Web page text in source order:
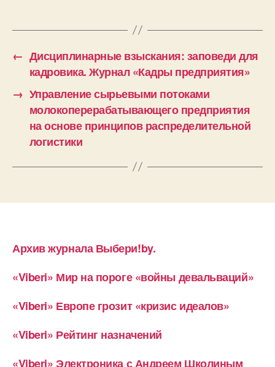
← Дисциплинарные взыскания: заповеди для
кадровика. Журнал «Кадры предприятия»
→ Управление сырьевыми потоками
молокоперерабатывающего предприятия
на основе принципов распределительной
логистики
Архив журнала Выбери!by.
«Viberi» Мир на пороге «войны девальваций»
«Viberi» Европе грозит «кризис идеалов»
«Viberi» Рейтинг назначений
«Viberi» Электроника с Андреем Школиным